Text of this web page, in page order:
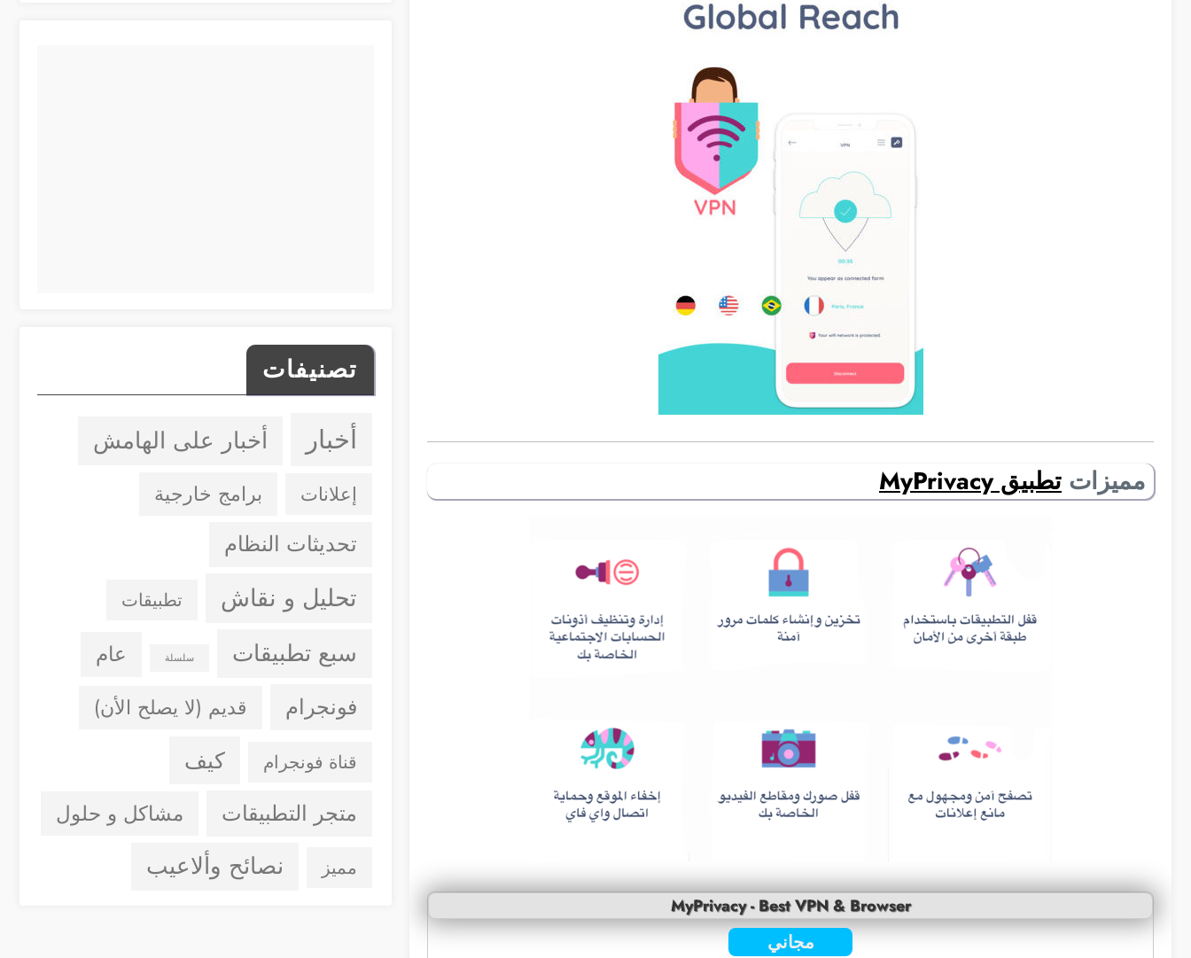
مميزات تطبيق MyPrivacy
MyPrivacy - Best VPN & Browser
مجاني
تصنيفات
أخبار أخبار على الهامش
إعلانات برامج خارجية
تحديثات النظام
تحليل و نقاش تطبيقات
سبع تطبيقات سلسلة عام
فونجرام قديم (لا يصلح الأن)
قناة فونجرام كيف
متجر التطبيقات مشاكل و حلول
مميز نصائح وألاعيب